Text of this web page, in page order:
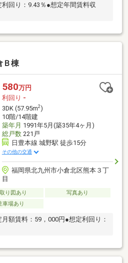
回り：9.43％●想定年間賃料収
Ｂ棟
580万円
利回り -
3DK (57.95m2)
10階/14階建
築年月 1991年5月(築35年4ヶ月)
総戸数221戸
日豊本線 城野駅 徒歩15分
その他の交通
福岡県北九州市小倉北区熊本３丁
目
り図あり
写真あり
車場あり
額賃料：59，000円●想定利回り：